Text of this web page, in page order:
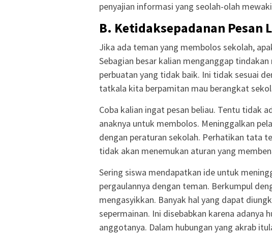
penyajian informasi yang seolah-olah
B. Ketidaksepadanan Pesan
Jika ada teman yang membolos sekolah,
Sebagian besar kalian menganggap
perbuatan yang tidak baik. Ini tidak sesuai
tatkala kita berpamitan mau berangkat
Coba kalian ingat pesan beliau. Tentu tidak
anaknya untuk membolos. Meninggalkan
dengan peraturan sekolah. Perhatikan tata
tidak akan menemukan aturan yang
Sering siswa mendapatkan ide untuk
pergaulannya dengan teman. Berkumpul
mengasyikkan. Banyak hal yang dapat
sepermainan. Ini disebabkan karena adanya
anggotanya. Dalam hubungan yang akrab